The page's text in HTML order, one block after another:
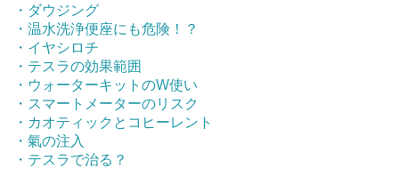
・ダウジング
・温水洗浄便座にも危険！？
・イヤシロチ
・テスラの効果範囲
・ウォーターキットのW使い
・スマートメーターのリスク
・カオティックとコヒーレント
・氣の注入
・テスラで治る？